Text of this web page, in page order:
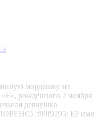
милую мордашку из
рождённого 2 ноября
девчушка
:f09f9295: Её имя